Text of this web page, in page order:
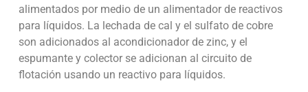
alimentados por medio de un alimentador de reactivos
para líquidos. La lechada de cal y el sulfato de cobre
son adicionados al acondicionador de zinc, y el
espumante y colector se adicionan al circuito de
flotación usando un reactivo para líquidos.